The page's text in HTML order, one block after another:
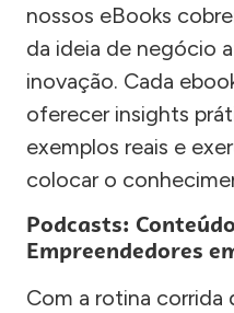
nossos eBooks
da ideia de negócio
inovação. Cada
oferecer insights
exemplos reais e
colocar o
Podcasts:
Empreendedores
Com a rotina corrida